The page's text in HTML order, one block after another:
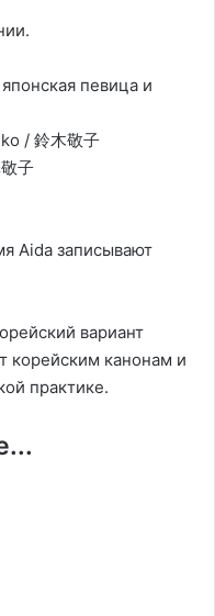
певица и
/ 鈴木敬子
子
Aida записывают
вариант
корейским канонам и
практике.